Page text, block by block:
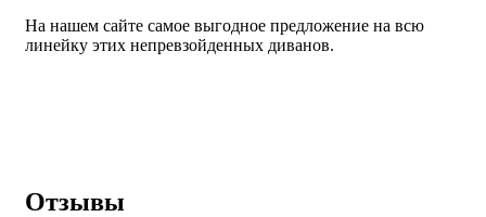
На нашем сайте самое выгодное предложение на всю
линейку этих непревзойденных диванов.
Отзывы